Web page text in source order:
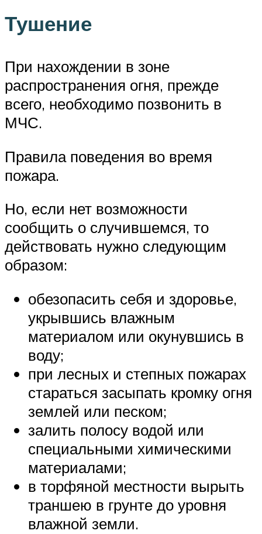
Тушение
При нахождении в зоне
распространения огня, прежде
всего, необходимо позвонить в
МЧС.
Правила поведения во время
пожара.
Но, если нет возможности
сообщить о случившемся, то
действовать нужно следующим
образом:
обезопасить себя и здоровье,
укрывшись влажным
материалом или окунувшись в
воду;
при лесных и степных пожарах
стараться засыпать кромку огня
землей или песком;
залить полосу водой или
специальными химическими
материалами;
в торфяной местности вырыть
траншею в грунте до уровня
влажной земли.